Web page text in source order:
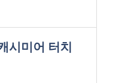
시미어 터치